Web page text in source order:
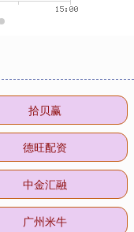
拾贝赢
德旺配资
中金汇融
广州米牛